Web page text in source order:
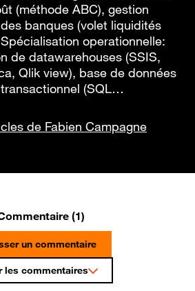
(méthode ABC), gestion
banques (volet liquidités
operationnelle:
de datawarehouses (SSIS,
Qlik view), base de données
(SQL…
de Fabien Campagne
(1)
un commentaire
les commentaires